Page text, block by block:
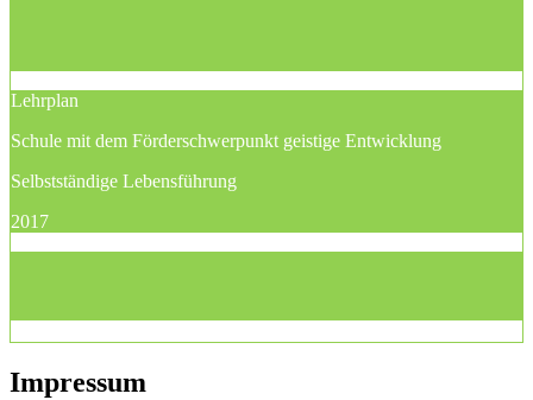
Lehrplan
Schule mit dem Förderschwerpunkt geistige Entwicklung
Selbstständige Lebensführung
2017
Impressum